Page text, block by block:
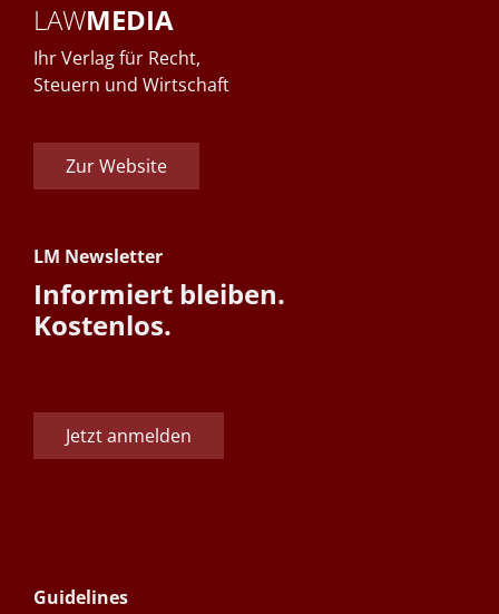
LAWMEDIA
Ihr Verlag für Recht,
Steuern und Wirtschaft
Zur Website
LM Newsletter
Informiert bleiben.
Kostenlos.
Jetzt anmelden
Guidelines